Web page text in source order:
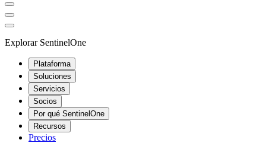
Explorar SentinelOne
Plataforma
Soluciones
Servicios
Socios
Por qué SentinelOne
Recursos
Precios